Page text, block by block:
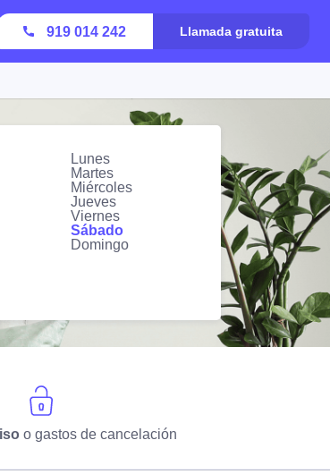
919 014 242 Llamada gratuita
Lunes
Martes
Miércoles
Jueves
Viernes
Sábado
Domingo
o gastos de cancelación